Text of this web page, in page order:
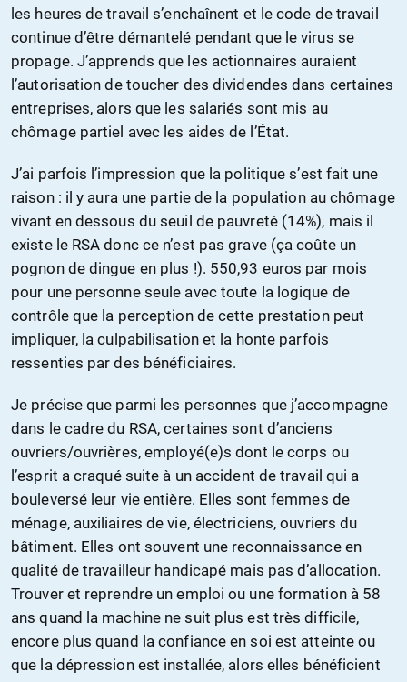
les heures de travail s’enchaînent et le code de travail
continue d’être démantelé pendant que le virus se
propage. J’apprends que les actionnaires auraient
l’autorisation de toucher des dividendes dans certaines
entreprises, alors que les salariés sont mis au
chômage partiel avec les aides de l’État.
J’ai parfois l’impression que la politique s’est fait une
raison : il y aura une partie de la population au chômage
vivant en dessous du seuil de pauvreté (14%), mais il
existe le RSA donc ce n’est pas grave (ça coûte un
pognon de dingue en plus !). 550,93 euros par mois
pour une personne seule avec toute la logique de
contrôle que la perception de cette prestation peut
impliquer, la culpabilisation et la honte parfois
ressenties par des bénéficiaires.
Je précise que parmi les personnes que j’accompagne
dans le cadre du RSA, certaines sont d’anciens
ouvriers/ouvrières, employé(e)s dont le corps ou
l’esprit a craqué suite à un accident de travail qui a
bouleversé leur vie entière. Elles sont femmes de
ménage, auxiliaires de vie, électriciens, ouvriers du
bâtiment. Elles ont souvent une reconnaissance en
qualité de travailleur handicapé mais pas d’allocation.
Trouver et reprendre un emploi ou une formation à 58
ans quand la machine ne suit plus est très difficile,
encore plus quand la confiance en soi est atteinte ou
que la dépression est installée, alors elles bénéficient